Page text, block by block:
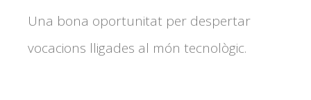
Una bona oportunitat per despertar
vocacions lligades al món tecnològic.